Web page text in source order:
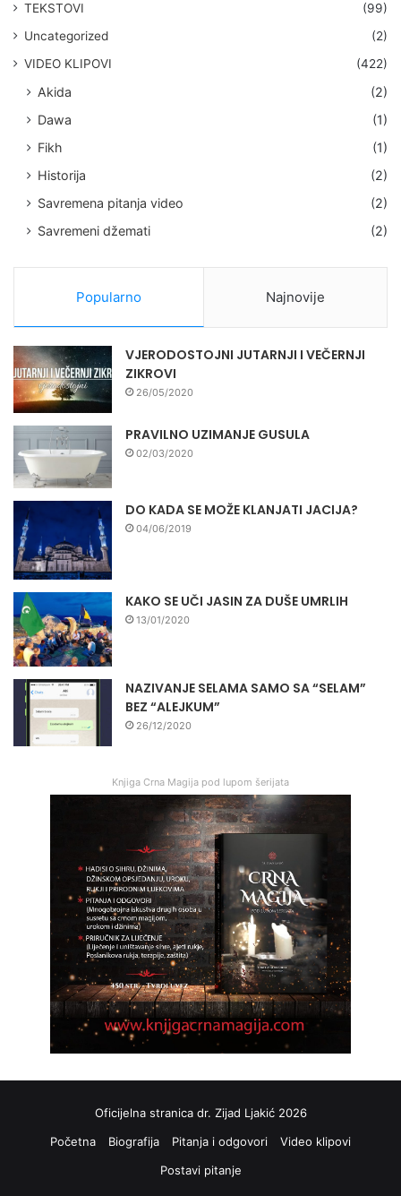
TEKSTOVI
(99)
Uncategorized
(2)
VIDEO KLIPOVI
(422)
Akida
(2)
Dawa
(1)
Fikh
(1)
Historija
(2)
Savremena pitanja video
(2)
Savremeni džemati
(2)
Popularno Najnovije
VJERODOSTOJNI JUTARNJI I VEČERNJI
ZIKROVI
26/05/2020
PRAVILNO UZIMANJE GUSULA
02/03/2020
DO KADA SE MOŽE KLANJATI JACIJA?
04/06/2019
KAKO SE UČI JASIN ZA DUŠE UMRLIH
13/01/2020
NAZIVANJE SELAMA SAMO SA “SELAM”
BEZ “ALEJKUM”
26/12/2020
Knjiga Crna Magija pod lupom šerijata
Oficijelna stranica dr. Zijad Ljakić 2026
Početna
Biografija Pitanja i odgovori
Video klipovi
Postavi pitanje